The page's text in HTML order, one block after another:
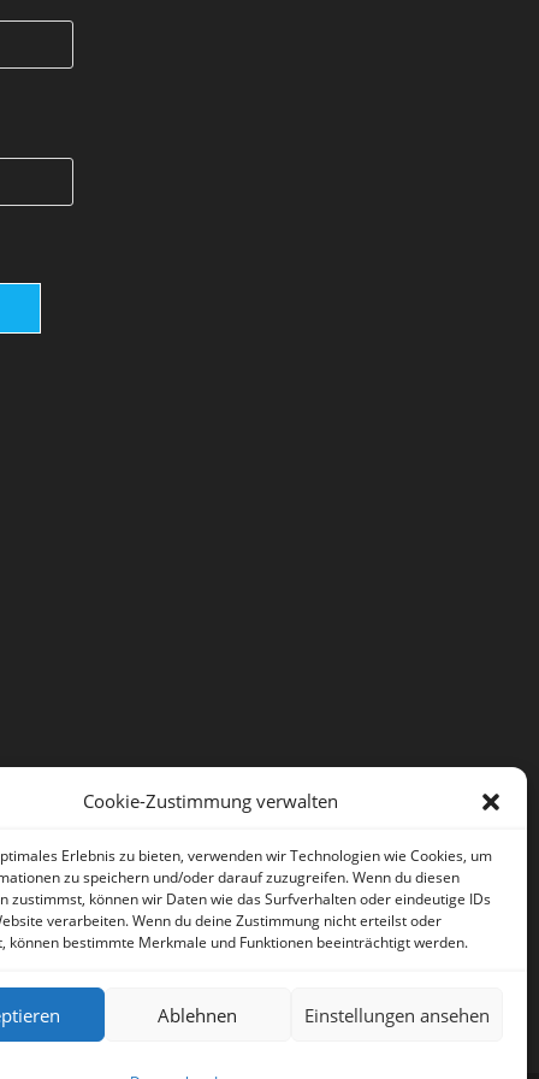
Cookie-Zustimmung verwalten
Erlebnis zu bieten, verwenden wir Technologien wie Cookies, um
zu speichern und/oder darauf zuzugreifen. Wenn du diesen
zustimmst, können wir Daten wie das Surfverhalten oder eindeutige IDs
verarbeiten. Wenn du deine Zustimmung nicht erteilst oder
können bestimmte Merkmale und Funktionen beeinträchtigt werden.
Ablehnen Einstellungen ansehen